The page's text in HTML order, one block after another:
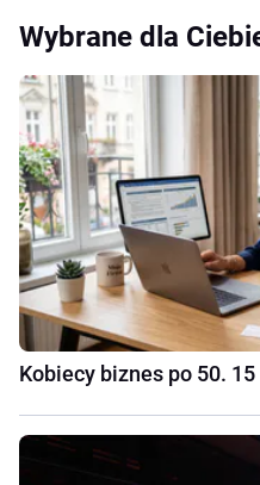
Wybrane dla
Kobiecy biznes po 50.